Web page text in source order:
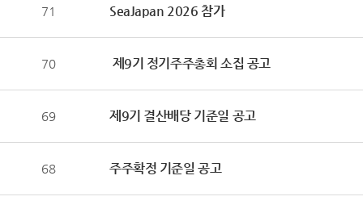
71 SeaJapan 2026 참가
70 제9기 정기주주총회 소집 공고
69 제9기 결산배당 기준일 공고
68 주주확정 기준일 공고